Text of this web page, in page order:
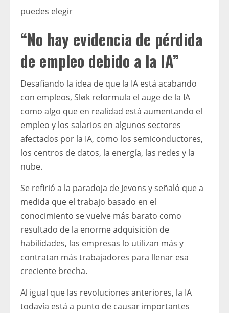
puedes elegir
“No hay evidencia de pérdida
de empleo debido a la IA”
Desafiando la idea de que la IA está acabando
con empleos, Sløk reformula el auge de la IA
como algo que en realidad está aumentando el
empleo y los salarios en algunos sectores
afectados por la IA, como los semiconductores,
los centros de datos, la energía, las redes y la
nube.
Se refirió a la paradoja de Jevons y señaló que a
medida que el trabajo basado en el
conocimiento se vuelve más barato como
resultado de la enorme adquisición de
habilidades, las empresas lo utilizan más y
contratan más trabajadores para llenar esa
creciente brecha.
Al igual que las revoluciones anteriores, la IA
todavía está a punto de causar importantes